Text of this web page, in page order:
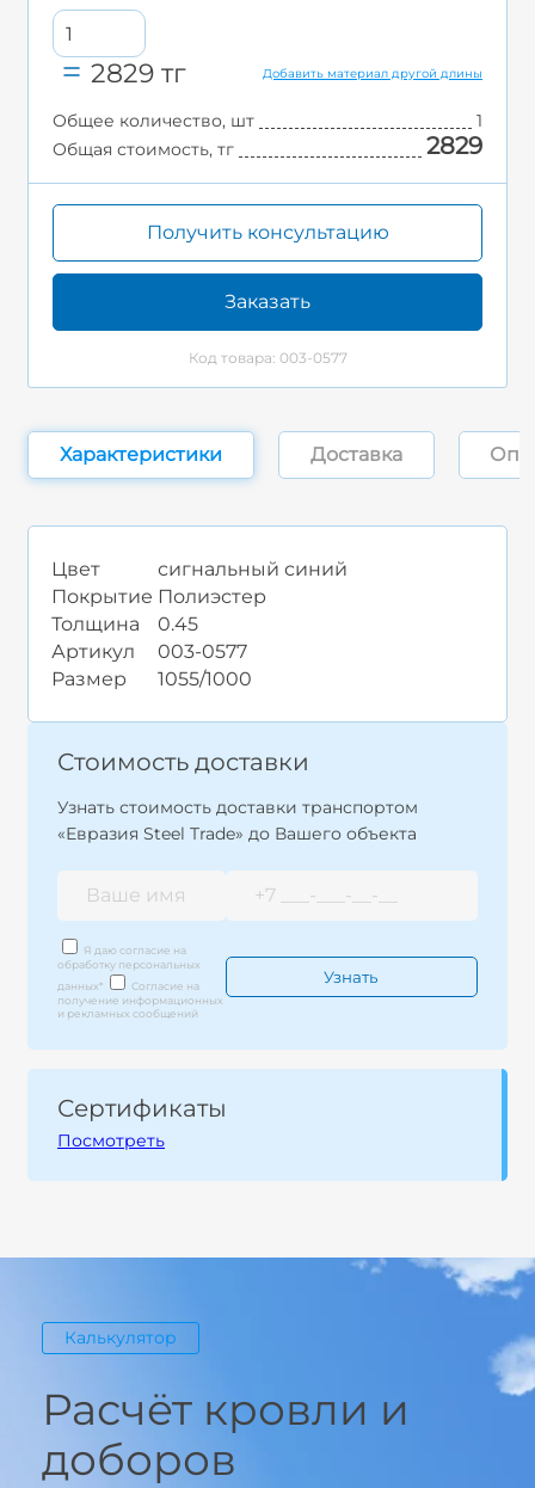
2829 тг Добавить материал другой длины
Общее количество, шт
1
Общая стоимость, тг
2829
Получить консультацию
Заказать
Код товара: 003-0577
Характеристики Доставка
Цвет
сигнальный синий
Покрытие Полиэстер
Толщина
0.45
Артикул
003-0577
Размер
1055/1000
Стоимость доставки
Узнать стоимость доставки транспортом
«Евразия Steel Trade» до Вашего объекта
Я даю согласие на
обработку персональных
данных*
Согласие на
получение информационных
и рекламных сообщений
Сертификаты
Посмотреть
Калькулятор
Расчёт кровли и
доборов